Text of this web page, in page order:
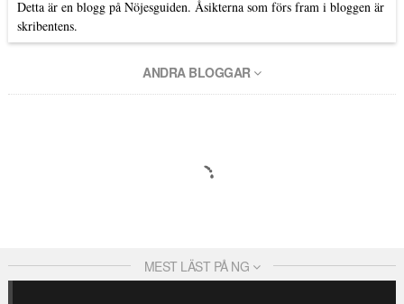
Detta är en blogg på Nöjesguiden. Åsikterna som förs fram i bloggen är
skribentens.
ANDRA BLOGGAR
MEST LÄST PÅ NG